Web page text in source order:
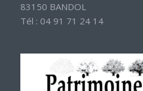
83150 BANDOL
Tél : 04 91 71 24 14